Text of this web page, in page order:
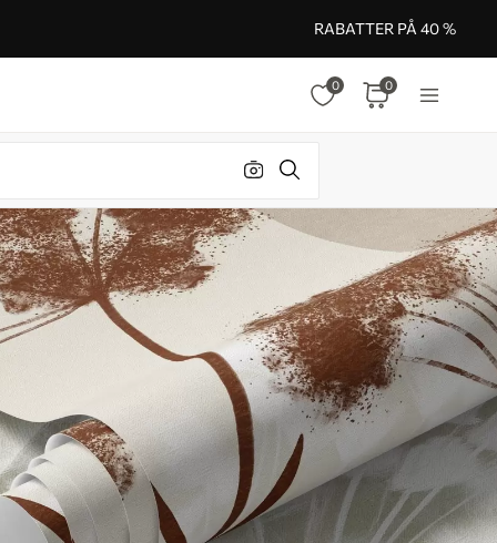
RABATTER PÅ 40 %
0 0